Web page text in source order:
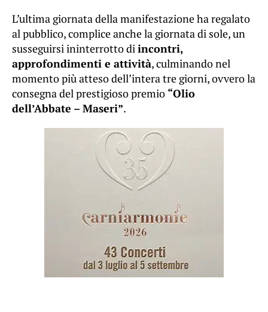
L’ultima giornata della manifestazione ha regalato
al pubblico, complice anche la giornata di sole, un
susseguirsi ininterrotto diincontri,
approfondimenti e attività, culminando nel
momento più atteso dell’intera tre giorni, ovvero la
consegna del prestigioso premio “Olio
dell’Abbate – Maseri”.